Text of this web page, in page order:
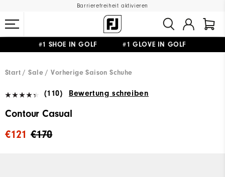
Barrierefreiheit aktivieren
#1 SHOE IN GOLF #1 GLOVE IN GOLF
Start
Sale Vorherige Saison Schuhe
(110) Bewertung schreiben
Contour Casual
€170
€121